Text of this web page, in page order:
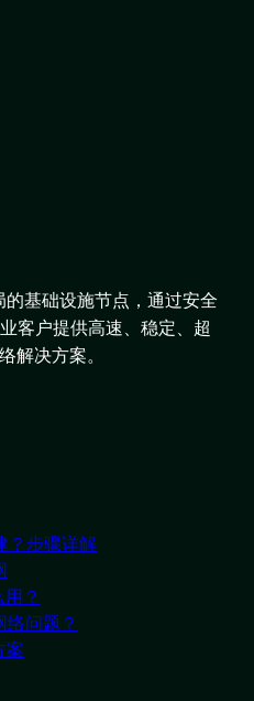
基础设施节点，通过安全
客户提供高速、稳定、超
解决方案。
？步骤详解
？
问题？
案